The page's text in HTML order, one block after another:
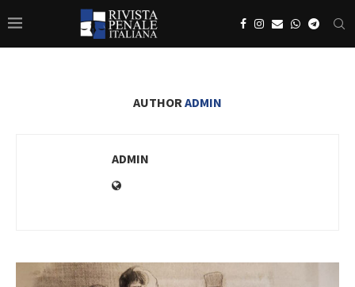
AUTHORADMIN
ADMIN